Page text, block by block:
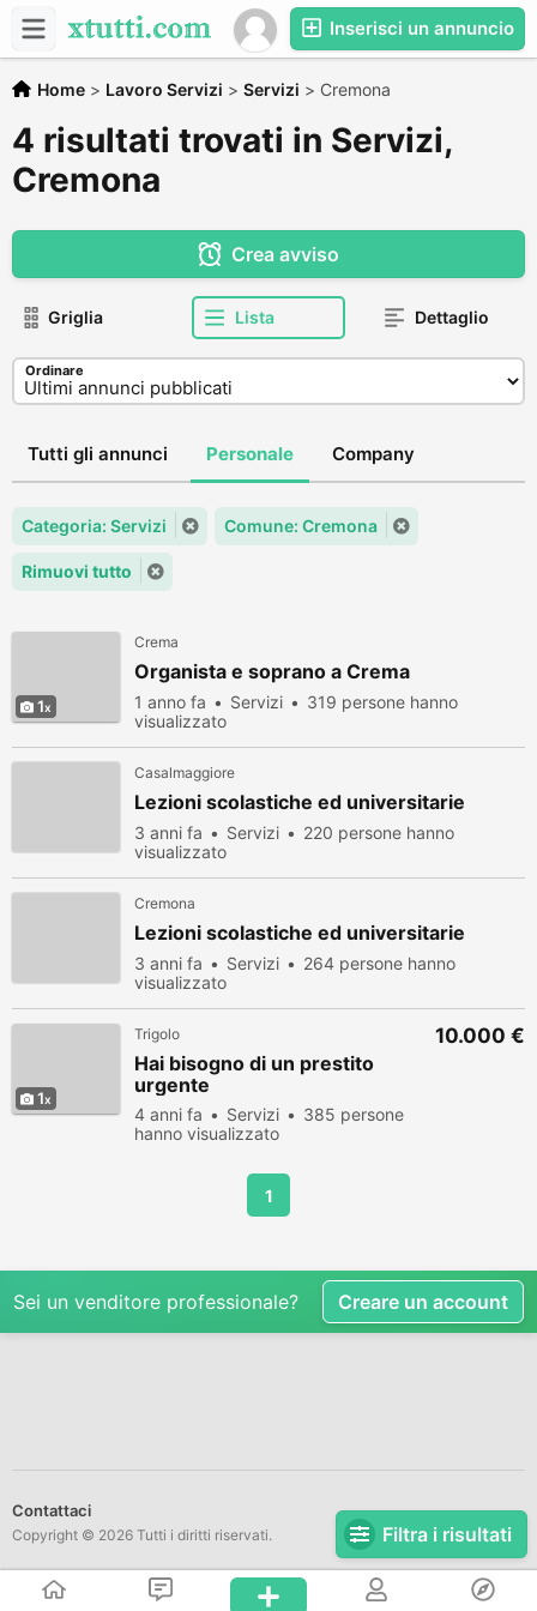
Inserisci un annuncio
Home > Lavoro Servizi > Servizi > Cremona
4 risultati trovati in Servizi,
Cremona
Filtra i risultati
Crea avviso
Griglia Lista Dettaglio
Ordinare
Tutti gli annunci Personale Company
Categoria: Servizi Comune: Cremona
Rimuovi tutto
1
Crema
Organista e soprano a Crema
1 anno fa Servizi
319 persone hanno
visualizzato
Casalmaggiore
Lezioni scolastiche ed universitarie
3 anni fa Servizi
220 persone hanno
visualizzato
Cremona
Lezioni scolastiche ed universitarie
3 anni fa Servizi
264 persone hanno
visualizzato
1
Trigolo
Hai bisogno di un prestito
urgente
4 anni fa Servizi
385 persone
hanno visualizzato
10.000 €
1
Sei un venditore professionale? Creare un account
Contattaci
Copyright © 2026 Tutti i diritti riservati.